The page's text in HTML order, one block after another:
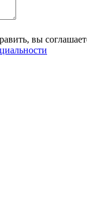
вы